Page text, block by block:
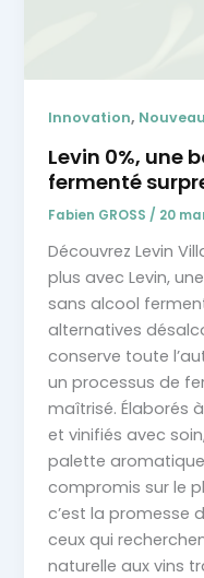
Innovation,
Levin 0%, une
fermenté
Fabien GROSS / 20
Découvrez Levin
plus avec Levin,
sans alcool
alternatives
conserve toute
un processus de
maîtrisé. Élaborés
et vinifiés avec
palette
compromis sur le
c’est la promesse
ceux qui
naturelle aux vins